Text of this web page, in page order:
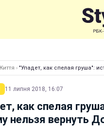
› "Упадет, как спелая груша":
11 липня 2018, 16:07
как спелая
нельзя вернуть